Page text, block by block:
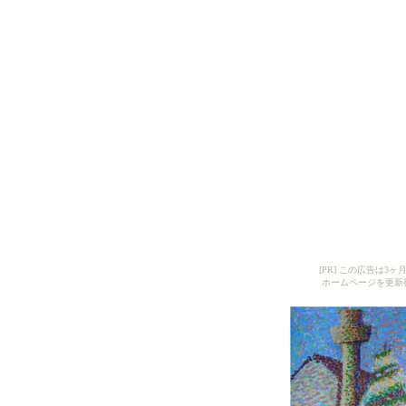
[PR] この広告は3ヶ
ホームページを更